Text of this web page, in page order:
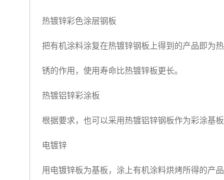
热镀锌彩色涂层钢板
把有机涂料涂复在热镀锌钢板上得到的产品即为
锈的作用，使用寿命比热镀锌板更长。
热镀铝锌彩涂板
根据要求，也可以采用热镀铝锌钢板作为彩涂基
电镀锌
用电镀锌板为基板，涂上有机涂料烘烤所得的产